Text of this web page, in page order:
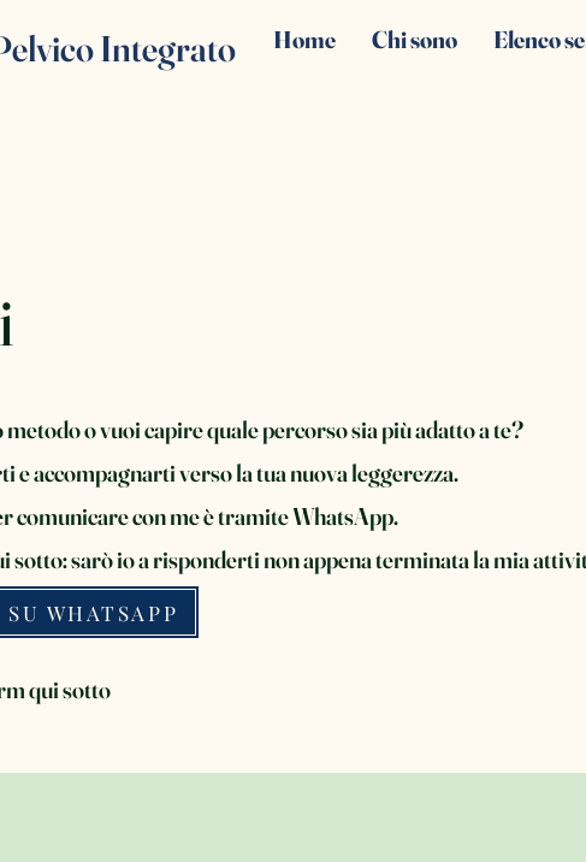
Integrato Home Chi sono Elenco
o vuoi capire quale percorso sia più adatto a te?
e accompagnarti verso la tua nuova leggerezza.
comunicare con me è tramite WhatsApp.
sotto: sarò io a risponderti non appena terminata la mia
qui sotto
WHATSAPP